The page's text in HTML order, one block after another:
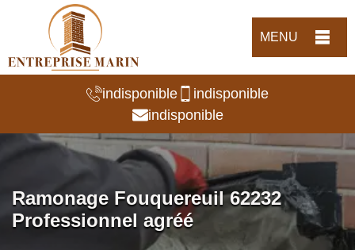
MENU
indisponible
indisponible
indisponible
Ramonage Fouquereuil 62232
Professionnel agréé